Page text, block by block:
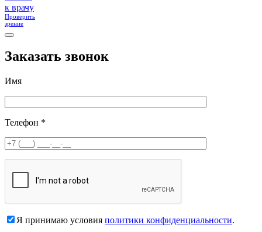
к врачу
Проверить
зрение
Заказать звонок
Имя
Телефон *
Я принимаю условия политики конфиденциальности.